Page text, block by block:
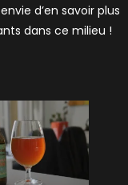
d’en savoir plus
dans ce milieu !